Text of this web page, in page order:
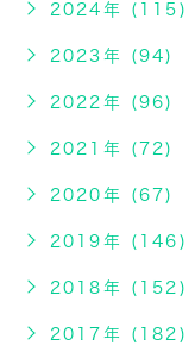
2024年 (115)
2023年 (94)
2022年 (96)
2021年 (72)
2020年 (67)
2019年 (146)
2018年 (152)
2017年 (182)